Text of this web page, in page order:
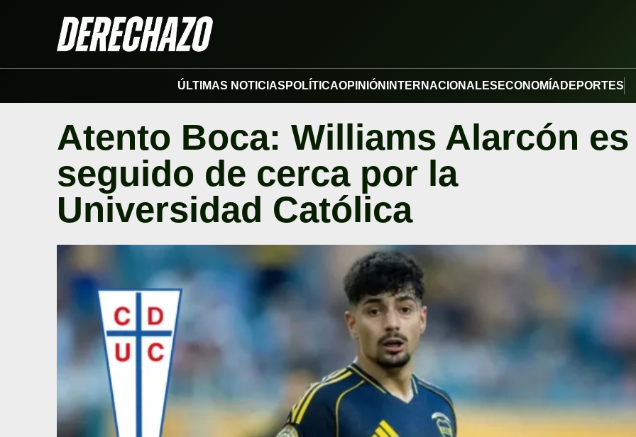
ÚLTIMAS NOTICIAS POLÍTICAOPINIÓN INTERNACIONALES ECONOMÍA DEPORTES
Atento Boca: Williams Alarcón es
seguido de cerca por la
Universidad Católica